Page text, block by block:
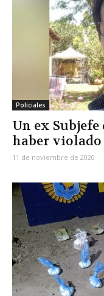
Policiales
Un ex
haber violado
11 de noviembre de 2020